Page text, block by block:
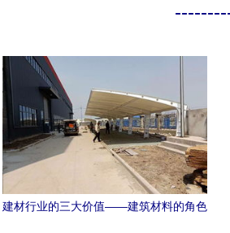
建材行业的三大价值——建筑材料的角色